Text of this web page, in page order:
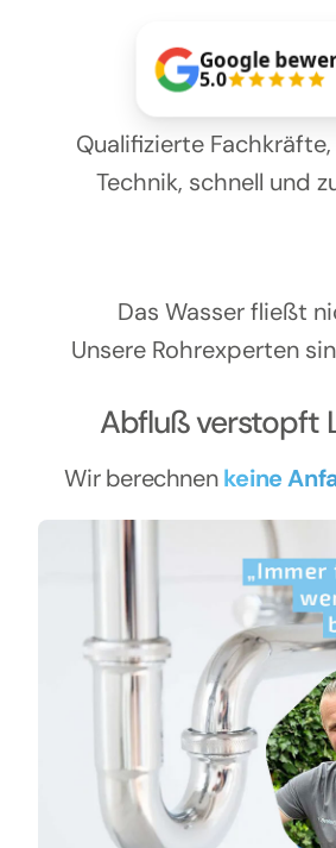
NEWS
Kontakt
Google
5.0
Qualifizierte
Technik, schnell und
Das Wasser fließt
Unsere Rohrexperten
Abfluß verstopft
Wir berechnenkeine